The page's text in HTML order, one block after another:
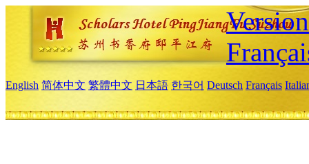
English 简体中文 繁體中文 日本語 한국어 Deutsch Français